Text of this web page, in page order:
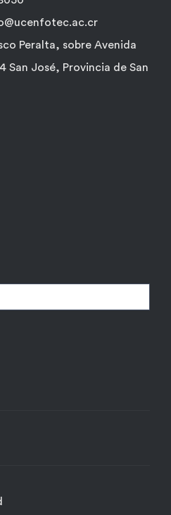
Peralta, sobre Avenida
San José, Provincia de San